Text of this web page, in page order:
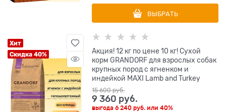
ВЫБРАТЬ
Хит
Скидка 40%
Акция! 12 кг по цене 10 кг! Сухой
корм GRANDORF для взрослых собак
крупных пород с ягненком и
индейкой MAXI Lamb and Turkey
15 600 руб.
9 360 руб.
выгода6 240 руб. или40%